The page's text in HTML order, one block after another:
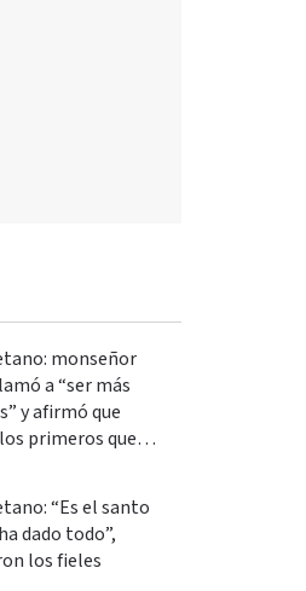
monseñor
a “ser más
y afirmó que
primeros que
“Es el santo
dado todo”,
los fieles